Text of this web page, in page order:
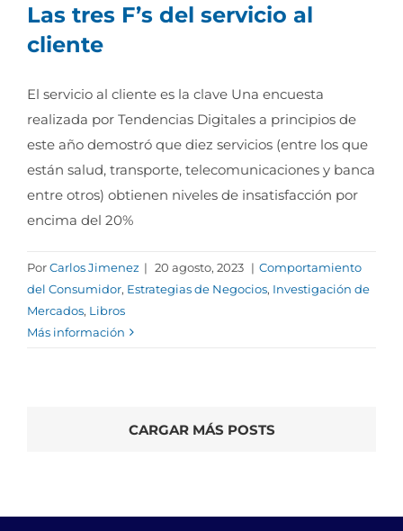
Las tres F’s del servicio al
cliente
El servicio al cliente es la clave Una encuesta
realizada por Tendencias Digitales a principios de
este año demostró que diez servicios (entre los que
están salud, transporte, telecomunicaciones y banca
entre otros) obtienen niveles de insatisfacción por
encima del 20%
PorCarlos Jimenez | 20 agosto, 2023 | Comportamiento
del Consumidor, Estrategias de Negocios, Investigación de
Mercados, Libros
Más información
CARGAR MÁS POSTS